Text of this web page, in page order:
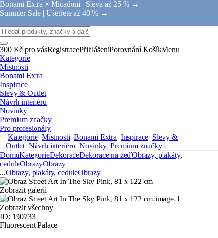
Bonami Extra × Micadoni | Sleva až 25 % →
Summer Sale | Ušetřete až 40 % →
300 Kč pro vásRegistracePřihlášeníPorovnání KošíkMenu
Kategorie
Místnosti
Bonami Extra
Inspirace
Slevy & Outlet
Návrh interiéru
Novinky
Premium značky
Pro profesionály
Kategorie Místnosti Bonami Extra Inspirace Slevy &
Outlet Návrh interiéru Novinky Premium značky
DomůKategorieDekoraceDekorace na zeďObrazy, plakáty,
ceduleObrazyObrazy
...Obrazy, plakáty, ceduleObrazy
Zobrazit galerii
Zobrazit všechny
ID: 190733
Fluorescent Palace